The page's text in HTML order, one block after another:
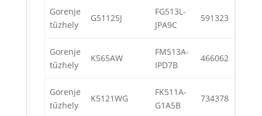
Gorenje
tűzhely
G5112SJ
FG513L-
JPA9C
591323
Gorenje
tűzhely
K565AW
FM513A-
IPD7B
466062
Gorenje
tűzhely
K5121WG
FK511A-
G1A5B
734378